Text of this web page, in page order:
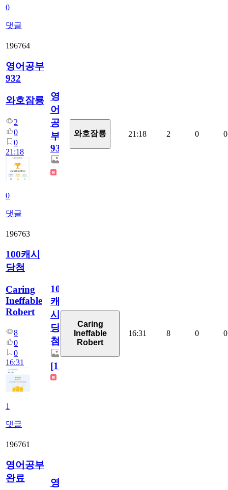
0
댓글
196764
영어공부
932
와호잠룡
2
0
0
21:18
0
댓글
영
어
공
부
932
와호잠룡 21:18 2 0 0
196763
100캐시
당첨
Caring
Ineffable
Robert
8
0
0
16:31
1
댓글
100
캐
시
당
첨
[1]
Caring
Ineffable
Robert
16:31 8 0 0
196761
영어공부
완료
영